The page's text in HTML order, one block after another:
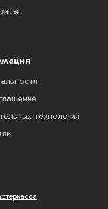
технологий